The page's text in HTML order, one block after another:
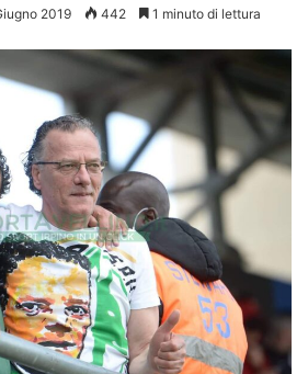
2019 442 1 minuto di lettura